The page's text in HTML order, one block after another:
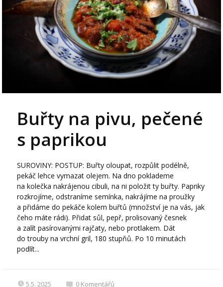
Buřty na pivu, pečené
s paprikou
SUROVINY: POSTUP: Buřty oloupat, rozpůlit podélně,
pekáč lehce vymazat olejem. Na dno poklademe
na kolečka nakrájenou cibuli, na ni položit ty buřty. Papriky
rozkrojíme, odstraníme semínka, nakrájíme na proužky
a přidáme do pekáče kolem buřtů (množství je na vás, jak
čeho máte rádi). Přidat sůl, pepř, prolisovaný česnek
a zalít pasírovanými rajčaty, nebo protlakem. Dát
do trouby na vrchní gril, 180 stupňů. Po 10 minutách
podlít...
5.5. 2025 0 Komentářů